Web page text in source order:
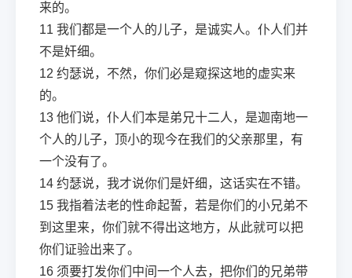
来的。
11 我们都是一个人的儿子，是诚实人。仆人们并
不是奸细。
12 约瑟说，不然，你们必是窥探这地的虚实来
的。
13 他们说，仆人们本是弟兄十二人，是迦南地一
个人的儿子，顶小的现今在我们的父亲那里，有
一个没有了。
14 约瑟说，我才说你们是奸细，这话实在不错。
15 我指着法老的性命起誓，若是你们的小兄弟不
到这里来，你们就不得出这地方，从此就可以把
你们证验出来了。
16 须要打发你们中间一个人去，把你们的兄弟带